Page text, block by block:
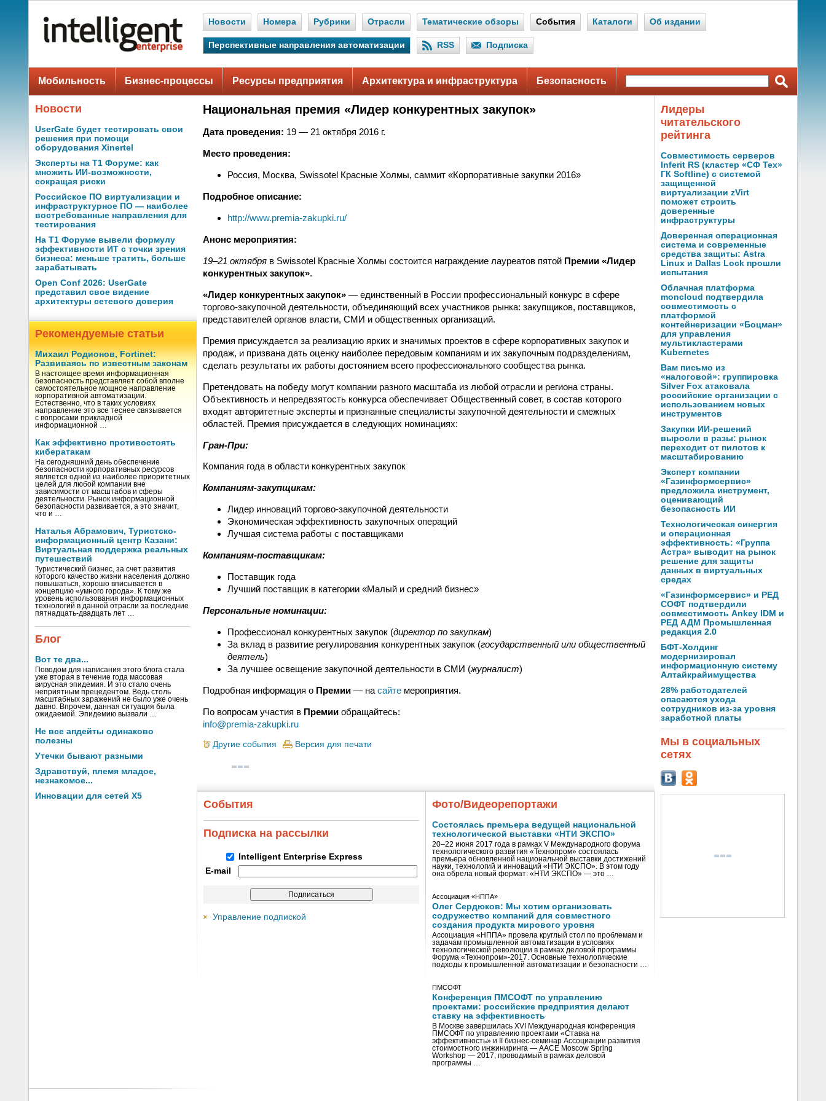
Новости Номера Рубрики Отрасли Тематические обзоры События Каталоги Об издании
Перспективные направления автоматизации RSS Подписка
Мобильность Бизнес-процессы Ресурсы предприятия Архитектура и инфраструктура Безопасность
Новости
UserGate будет тестировать свои
решения при помощи
оборудования Xinertel
Эксперты на Т1 Форуме: как
множить ИИ-возможности,
сокращая риски
Российское ПО виртуализации и
инфраструктурное ПО — наиболее
востребованные направления для
тестирования
На Т1 Форуме вывели формулу
эффективности ИТ с точки зрения
бизнеса: меньше тратить, больше
зарабатывать
Open Conf 2026: UserGate
представил свое видение
архитектуры сетевого доверия
Рекомендуемые статьи
Михаил Родионов, Fortinet:
Развиваясь по известным законам
В настоящее время информационная
безопасность представляет собой вполне
самостоятельное мощное направление
корпоративной автоматизации.
Естественно, что в таких условиях
направление это все теснее связывается
с вопросами прикладной
информационной …
Как эффективно противостоять
кибератакам
На сегодняшний день обеспечение
безопасности корпоративных ресурсов
является одной из наиболее приоритетных
целей для любой компании вне
зависимости от масштабов и сферы
деятельности. Рынок информационной
безопасности развивается, а это значит,
что и …
Наталья Абрамович, Туристско-
информационный центр Казани:
Виртуальная поддержка реальных
путешествий
Туристический бизнес, за счет развития
которого качество жизни населения должно
повышаться, хорошо вписывается в
концепцию «умного города». К тому же
уровень использования информационных
технологий в данной отрасли за последние
пятнадцать-двадцать лет …
Блог
Вот те два...
Поводом для написания этого блога стала
уже вторая в течение года массовая
вирусная эпидемия. И это стало очень
неприятным прецедентом. Ведь столь
масштабных заражений не было уже очень
давно. Впрочем, данная ситуация была
ожидаемой. Эпидемию вызвали …
Не все апдейты одинаково
полезны
Утечки бывают разными
Здравствуй, племя младое,
незнакомое...
Инновации для сетей X5
Национальная премия «Лидер конкурентных закупок»
Дата проведения: 19 — 21 октября 2016 г.
Место проведения:
Россия, Москва, Swissotel Красные Холмы, саммит «Корпоративные закупки 2016»
Подробное описание:
http://www.premia-zakupki.ru/
Анонс мероприятия:
19–21 октября в Swissotel Красные Холмы состоится награждение лауреатов пятой Премии «Лидер
конкурентных закупок».
«Лидер конкурентных закупок» — единственный в России профессиональный конкурс в сфере
торгово-закупочной деятельности, объединяющий всех участников рынка: закупщиков, поставщиков,
представителей органов власти, СМИ и общественных организаций.
Премия присуждается за реализацию ярких и значимых проектов в сфере корпоративных закупок и
продаж, и призвана дать оценку наиболее передовым компаниям и их закупочным подразделениям,
сделать результаты их работы достоянием всего профессионального сообщества рынка.
Претендовать на победу могут компании разного масштаба из любой отрасли и региона страны.
Объективность и непредвзятость конкурса обеспечивает Общественный совет, в состав которого
входят авторитетные эксперты и признанные специалисты закупочной деятельности и смежных
областей. Премия присуждается в следующих номинациях:
Гран-При:
Компания года в области конкурентных закупок
Компаниям-закупщикам:
Лидер инноваций торгово-закупочной деятельности
Экономическая эффективность закупочных операций
Лучшая система работы с поставщиками
Компаниям-поставщикам:
Поставщик года
Лучший поставщик в категории «Малый и средний бизнес»
Персональные номинации:
Профессионал конкурентных закупок (директор по закупкам)
За вклад в развитие регулирования конкурентных закупок (государственный или общественный
деятель)
За лучшее освещение закупочной деятельности в СМИ (журналист)
Подробная информация о Премии — на сайте мероприятия.
По вопросам участия в Премии обращайтесь:
info@premia-zakupki.ru
Другие события Версия для печати
События
Подписка на рассылки
Intelligent Enterprise Express
E-mail
Управление подпиской
Фото/Видеорепортажи
Состоялась премьера ведущей национальной
технологической выставки «НТИ ЭКСПО»
20–22 июня 2017 года в рамках V Международного форума
технологического развития «Технопром» состоялась
премьера обновленной национальной выставки достижений
науки, технологий и инноваций «НТИ ЭКСПО». В этом году
она обрела новый формат: «НТИ ЭКСПО» — это …
Ассоциация «НППА»
Олег Сердюков: Мы хотим организовать
содружество компаний для совместного
создания продукта мирового уровня
Ассоциация «НППА» провела круглый стол по проблемам и
задачам промышленной автоматизации в условиях
технологической революции в рамках деловой программы
Форума «Технопром»-2017. Основные технологические
подходы к промышленной автоматизации и безопасности …
ПМСОФТ
Конференция ПМСОФТ по управлению
проектами: российские предприятия делают
ставку на эффективность
В Москве завершилась XVI Международная конференция
ПМСОФТ по управлению проектами «Ставка на
эффективность» и II бизнес-семинар Ассоциации развития
стоимостного инжиниринга — AACE Moscow Spring
Workshop — 2017, проводимый в рамках деловой
программы …
Лидеры
читательского
рейтинга
Совместимость серверов
Inferit RS (кластер «СФ Тех»
ГК Softline) с системой
защищенной
виртуализации zVirt
поможет строить
доверенные
инфраструктуры
Доверенная операционная
система и современные
средства защиты: Astra
Linux и Dallas Lock прошли
испытания
Облачная платформа
moncloud подтвердила
совместимость с
платформой
контейнеризации «Боцман»
для управления
мультикластерами
Kubernetes
Вам письмо из
«налоговой»: группировка
Silver Fox атаковала
российские организации с
использованием новых
инструментов
Закупки ИИ-решений
выросли в разы: рынок
переходит от пилотов к
масштабированию
Эксперт компании
«Газинформсервис»
предложила инструмент,
оценивающий
безопасность ИИ
Технологическая синергия
и операционная
эффективность: «Группа
Астра» выводит на рынок
решение для защиты
данных в виртуальных
средах
«Газинформсервис» и РЕД
СОФТ подтвердили
совместимость Ankey IDM и
РЕД АДМ Промышленная
редакция 2.0
БФТ-Холдинг
модернизировал
информационную систему
Алтайкрайимущества
28% работодателей
опасаются ухода
сотрудников из-за уровня
заработной платы
Мы в социальных
сетях